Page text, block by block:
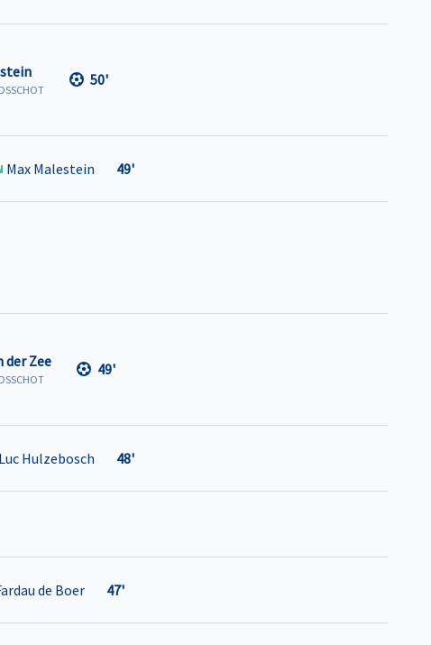
50'
Max Malestein 49'
der Zee 49'
Luc Hulzebosch 48'
de Boer 47'